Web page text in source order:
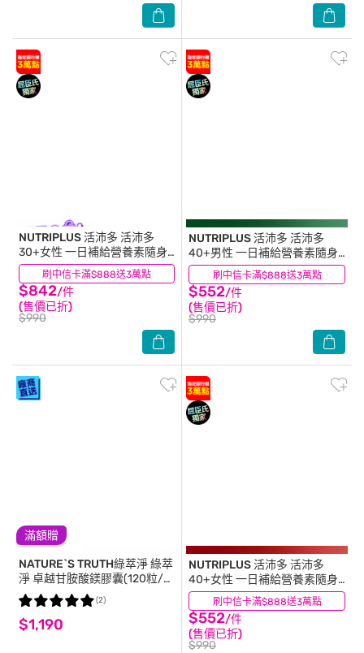
刷中信卡滿$888送3萬點
NUTRIPLUS 活沛多 活沛多
30+女性 一日補給營養素隨身
包21入
$842/件
(售價已折)
$990
(3) 刷中信卡滿$888送3萬點
NUTRIPLUS 活沛多 活沛多
40+男性 一日補給營養素隨身
包21入
$552/件
(售價已折)
$990
(10)
滿額贈
NATURE`S TRUTH綠萃淨綠萃
淨 卓越甘胺酸鎂膠囊(120粒/
瓶)
$1,190
(2) 刷中信卡滿$888送3萬點
NUTRIPLUS 活沛多 活沛多
40+女性 一日補給營養素隨身
包21入
$552/件
(售價已折)
$990
(2)